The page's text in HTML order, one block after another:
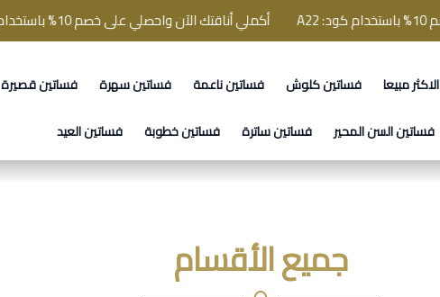
أكملي أناقتك الآن واحصلي على خصم 10% باستخدام كود: A22
الاكثر مبيعا فساتين كلوش فساتين ناعمة فساتين سهرة فساتين قصيرة
فساتين السن المحير فساتين ساترة فساتين خطوبة فساتين العيد
جميع الأقسام